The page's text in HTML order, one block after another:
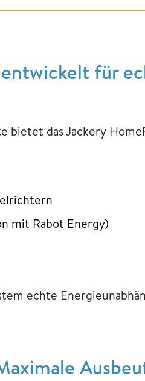
für
bietet das Jackery
mit Rabot Energy)
echte